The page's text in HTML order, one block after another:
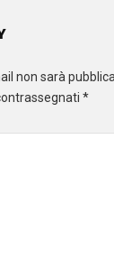
non sarà
*